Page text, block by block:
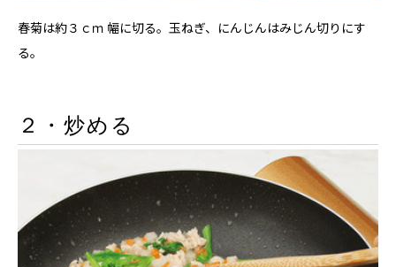
春菊は約３ｃｍ 幅に切る。玉ねぎ、にんじんはみじん切りにす
る。
２・炒める